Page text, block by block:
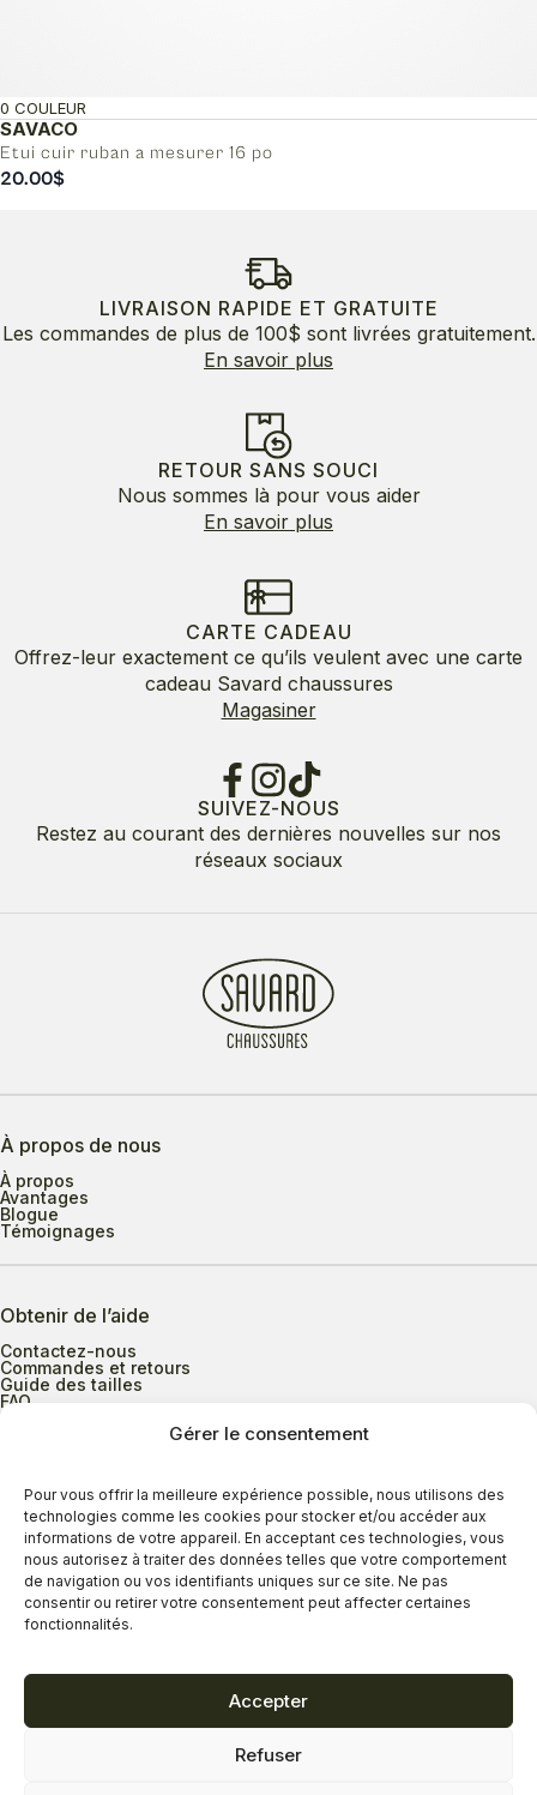
Gérer le consentement
Pour vous offrir la meilleure expérience possible, nous utilisons des
technologies comme les cookies pour stocker et/ou accéder aux
informations de votre appareil. En acceptant ces technologies, vous
nous autorisez à traiter des données telles que votre comportement
de navigation ou vos identifiants uniques sur ce site. Ne pas
consentir ou retirer votre consentement peut affecter certaines
fonctionnalités.
Accepter
Refuser
SAVACO
Etui cuir ruban a mesurer 16 po
0 COULEUR
20.00$
LIVRAISON RAPIDE ET GRATUITE
Les commandes de plus de 100$ sont livrées gratuitement.
En savoir plus
RETOUR SANS SOUCI
Nous sommes là pour vous aider
En savoir plus
CARTE CADEAU
Offrez-leur exactement ce qu’ils veulent avec une carte
cadeau Savard chaussures
Magasiner
SUIVEZ-NOUS
Restez au courant des dernières nouvelles sur nos
réseaux sociaux
À propos de nous
À propos
Avantages
Blogue
Témoignages
Obtenir de l’aide
Contactez-nous
Commandes et retours
Guide des tailles
FAQ
Heures d’ouverture
Lundi au mercredi
9h00 à 17h30
Jeudi
9h00 à 20h00
Vendredi
9h00 à 18h00
Dimanche
11h00 à 16h30